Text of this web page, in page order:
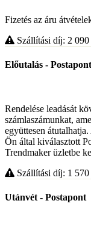
Fizetés az áru
Szállítási díj: 2 090
Előutalás - Postapont
Rendelése leadását
számlaszámunkat,
együttesen
Ön által kiválasztott
Trendmaker üzletbe
Szállítási díj: 1 570
Utánvét - Postapont